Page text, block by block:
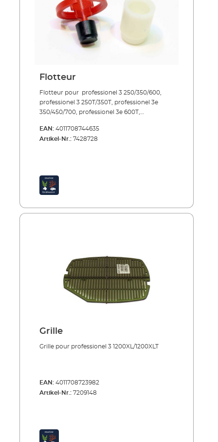
Flotteur
Flotteur pour professionel 3 250/350/600,
professionel 3 250T/350T, professionel 3e
350/450/700, professionel 3e 600T,
250T/350T, professionel 4e+ 350, professionel
5e 350/450/700, professionel 5e 600T
EAN: 4011708744635
Artikel-Nr.: 7428728
Grille
Grille pour professionel 3 1200XL/1200XLT
EAN: 4011708723982
Artikel-Nr.: 7209148